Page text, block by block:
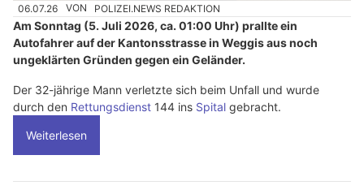
06.07.26 VON POLIZEI.NEWS REDAKTION
Am Sonntag (5. Juli 2026, ca. 01:00 Uhr) prallte ein
Autofahrer auf der Kantonsstrasse in Weggis aus noch
ungeklärten Gründen gegen ein Geländer.
Der 32-jährige Mann verletzte sich beim Unfall und wurde
durch den Rettungsdienst 144 ins Spital gebracht.
Weiterlesen